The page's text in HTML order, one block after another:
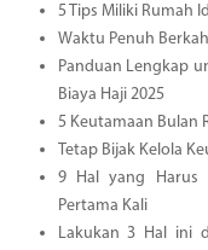
5 Tips Miliki Rumah
Waktu Penuh
Panduan Lengkap
Biaya Haji 2025
5 Keutamaan Bulan
Tetap Bijak Kelola
9 Hal yang Harus
Pertama Kali
Lakukan 3 Hal ini